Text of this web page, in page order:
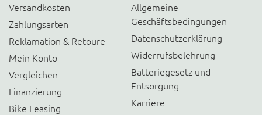
Versandkosten
Zahlungsarten
Reklamation & Retoure
Mein Konto
Vergleichen
Finanzierung
Bike Leasing
Allgemeine
Geschäftsbedingungen
Datenschutzerklärung
Widerrufsbelehrung
Batteriegesetz und
Entsorgung
Karriere